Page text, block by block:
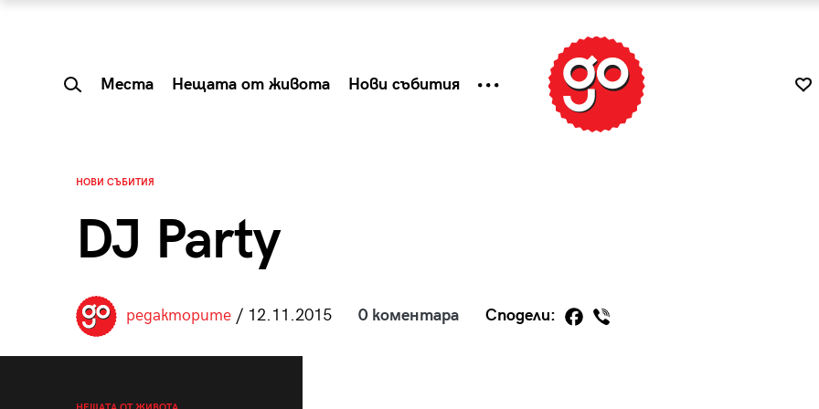
Места Нещата от живота Нови събития
НОВИ СЪБИТИЯ
DJ Party
редакторите/ 12.11.2015 0 коментара Сподели: